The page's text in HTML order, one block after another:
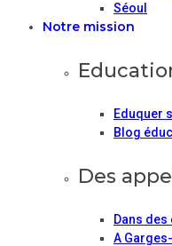
Séoul
Notre mission
Eduquer
Blog
Des
Dans
A